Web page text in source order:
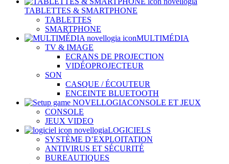
TABLETTES & SMARTPHONE
TABLETTES
SMARTPHONE
MULTIMÉDIA
TV & IMAGE
ECRANS DE PROJECTION
VIDÉOPROJECTEUR
SON
CASQUE / ÉCOUTEUR
ENCEINTE BLUETOOTH
CONSOLE ET JEUX
CONSOLE
JEUX VIDEO
LOGICIELS
SYSTÈME D’EXPLOITATION
ANTIVIRUS ET SÉCURITÉ
BUREAUTIQUES